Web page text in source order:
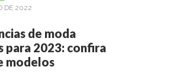
DE 2022
de moda
para 2023: confira
modelos